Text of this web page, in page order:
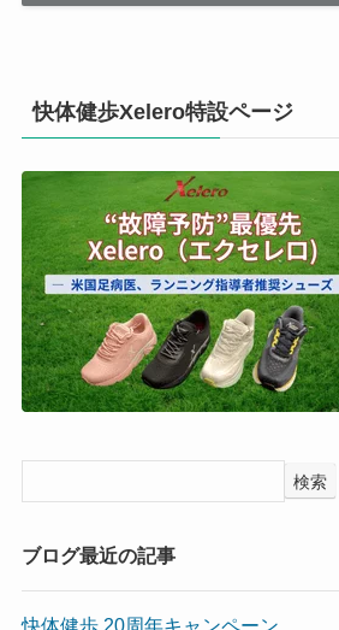
快体健歩Xelero特設ページ
検索
ブログ最近の記事
快体健歩 20周年キャンペーン